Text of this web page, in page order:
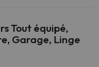
Tout équipé,
Garage, Linge